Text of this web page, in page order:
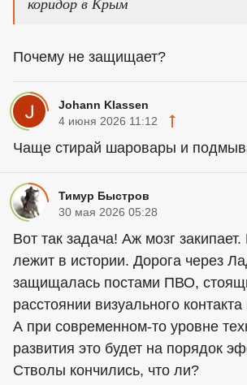
Почему не защищает?
Johann Klassen
4 июня 2026 11:12
Чаще стирай шаровары и
Тимур Быстров
30 мая 2026 05:28
Вот так задача! Аж мозг
лежит в истории. Дорога через
защищалась постами ПВО,
расстоянии визуального
А при современном-то уровне
развития это будет на порядок
Стволы кончились, что ли?